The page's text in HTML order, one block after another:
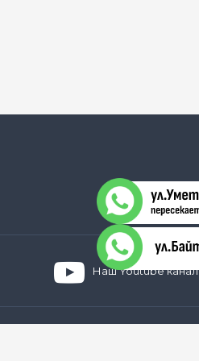
Наш Youtube канал